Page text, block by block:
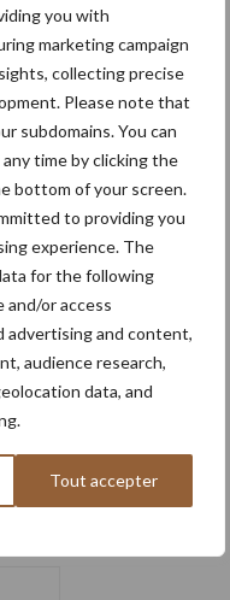
you with
marketing campaign
collecting precise
Please note that
subdomains. You can
time by clicking the
bottom of your screen.
to providing you
experience. The
for the following
and/or access
advertising and content,
audience research,
data, and
Tout accepter
(juillet
2024
juin
2025)
Belgique
: une
tendanc
e à la
hausse
en moyenne 343 €/ha
et 294 €/ha pour les
de terres labourées a
à
proposPrix
des
fermages
Belgique
tendance